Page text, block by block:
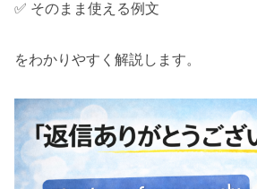
✅ そのまま使える例文
をわかりやすく解説します。